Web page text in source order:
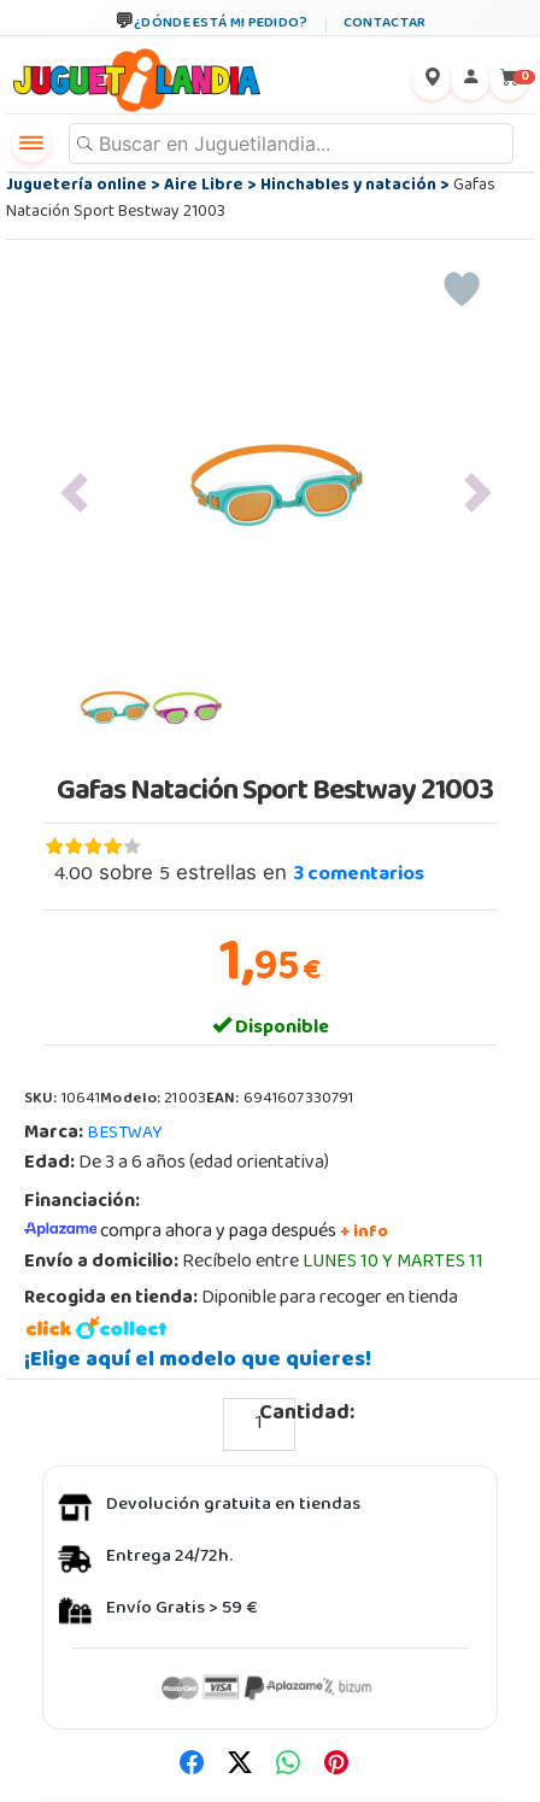
¿DÓNDE ESTÁ MI PEDIDO? CONTACTAR
0
Juguetería online>Aire Libre>Hinchables y natación>Gafas
Natación Sport Bestway 21003
Previous Next
Gafas Natación Sport Bestway 21003
4.00 sobre 5 estrellas en 3comentarios
1,95€
Disponible
SKU:10641Modelo:21003EAN:6941607330791
Marca:BESTWAY
Edad:De 3 a 6 años (edad orientativa)
Financiación:
compra ahora y paga después+ info
Envío a domicilio:Recíbelo entreLUNES 10 Y MARTES 11
Recogida en tienda:Diponible para recoger en tienda
¡Elige aquí el modelo que quieres!
Cantidad:
Devolución gratuita en tiendas
Entrega 24/72h.
Envío Gratis > 59 €